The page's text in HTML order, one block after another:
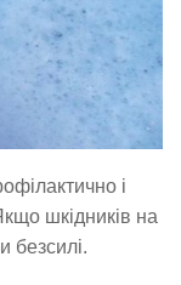
і
шкідників на
безсилі.